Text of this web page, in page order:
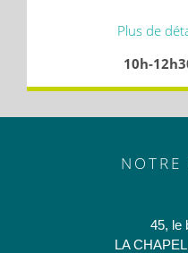
Plus de
10h-
NOTRE
45, le
LA